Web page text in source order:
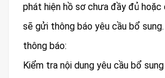
phát hiện hồ sơ chưa đầy đủ hoặc
sẽ gửi thông báo yêu cầu bổ
thông báo:
Kiểm tra nội dung yêu cầu bổ sung